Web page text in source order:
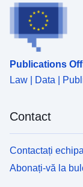
Publications
Law | Data |
Contact
Contactați
Abonați-vă la